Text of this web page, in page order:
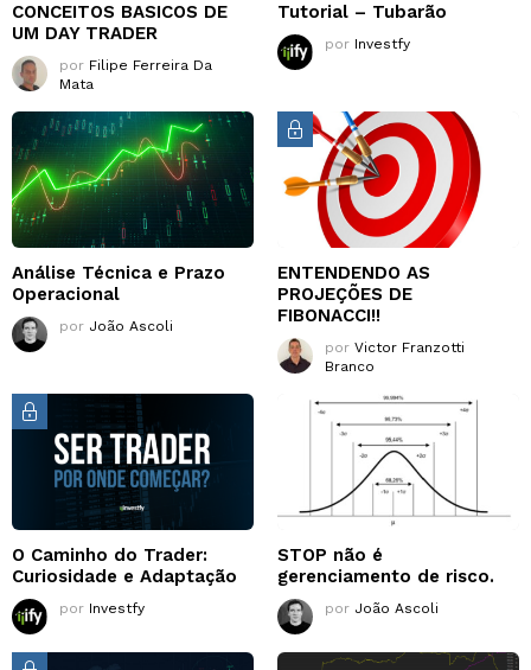
CONCEITOS BASICOS DE
UM DAY TRADER
por Filipe Ferreira Da
Mata
Tutorial – Tubarão
por Investfy
Análise Técnica e Prazo
Operacional
por João Ascoli
ENTENDENDO AS
PROJEÇÕES DE
FIBONACCI!!
por Victor Franzotti
Branco
O Caminho do Trader:
Curiosidade e Adaptação
por Investfy
STOP não é
gerenciamento de risco.
por João Ascoli